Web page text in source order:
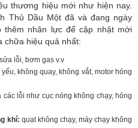
thương hiệu mới như hiện nay.
Thủ Dầu Một đã và đang ngày
nhân lực để cập nhật mới
chữa hiệu quả nhất:
sửa lỗi, bơm gas v.v
không quay, không vắt, motor hỏng
các lỗi như cục nóng không chạy, hỏng
khí: quạt không chạy, máy chạy không